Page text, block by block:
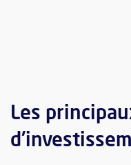
evolution des
2019 : épargne de
Les